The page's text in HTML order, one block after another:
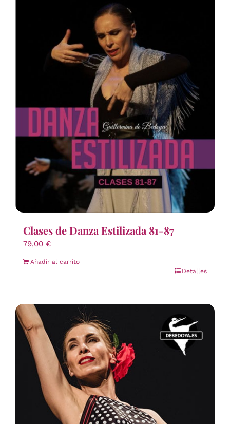
Clases de Danza Estilizada 81-87
79,00 €
Añadir al carrito
Detalles